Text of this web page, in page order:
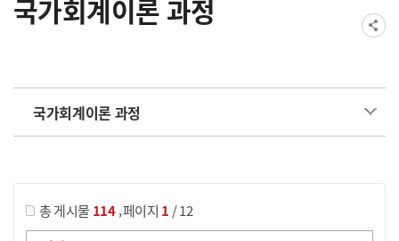
국가회계이론 과정
국가회계이론 과정
총 게시물 114,페이지 1 / 12